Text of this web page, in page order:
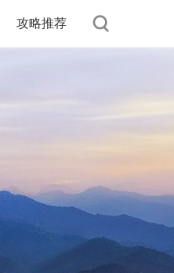
攻略推荐